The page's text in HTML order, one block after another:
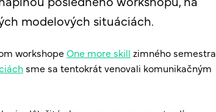
modelových situáciách.
workshopeOne more skill zimného semestra
sme sa tentokrát venovali komunikačným